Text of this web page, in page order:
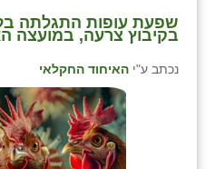
שפעת עופות התגלתה
בקיבוץ צרעה, במועצה
נכתב ע"י האיחוד החקלאי
כפר מרדכי
כפר סבא (אגרא)
כפר שמריהו